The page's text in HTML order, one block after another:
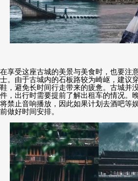
在享受这座古城的美景与美食时，也要注
士。由于古城内的石板路较为崎岖，建议
鞋，避免长时间行走带来的疲惫。古城并
件，出行时需要提前了解出租车的情况。
将禁止音响播放，因此如果计划去酒吧等
前做好时间安排。